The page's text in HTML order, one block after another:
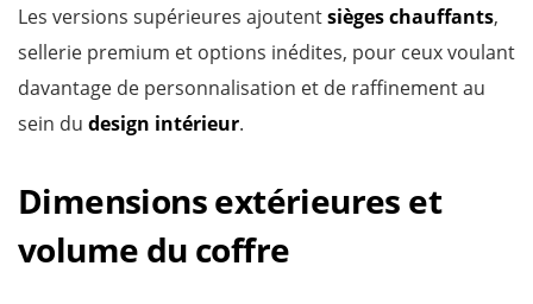
Les versions supérieures ajoutentsièges chauffants,
sellerie premium et options inédites, pour ceux voulant
davantage de personnalisation et de raffinement au
sein du design intérieur.
Dimensions extérieures et
volume du coffre